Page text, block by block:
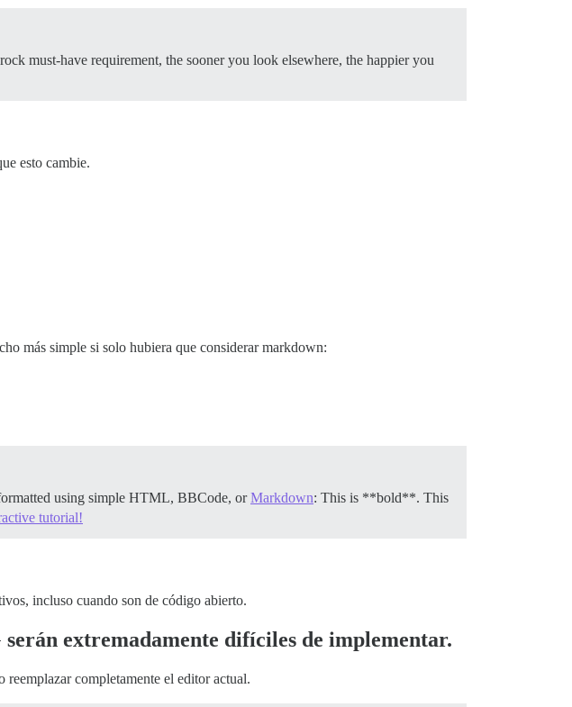
must-have requirement, the sooner you look elsewhere, the happier you
esto cambie.
más simple si solo hubiera que considerar markdown:
using simple HTML, BBCode, orMarkdown: This is **bold**. This
tutorial!
incluso cuando son de código abierto.
extremadamente difíciles de implementar.
completamente el editor actual.